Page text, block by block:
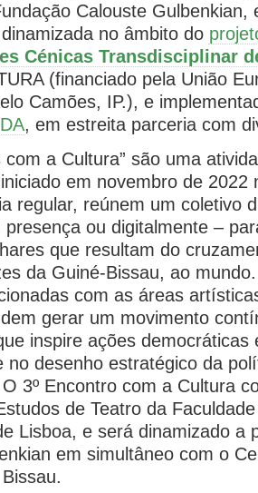
Calouste Gulbenkian,
no âmbito do
Cénicas Transdisciplinar
(financiado pela União
Camões, IP.), e
, em estreita parceria com
com a Cultura” são uma
em novembro de 2022
regular, reúnem um coletivo
ou digitalmente –
que resultam do
da Guiné-Bissau, ao
com as áreas
gerar um movimento
inspire ações democráticas
no desenho estratégico da
3º Encontro com a Cultura
de Teatro da
Lisboa, e será dinamizado a
em simultâneo com o